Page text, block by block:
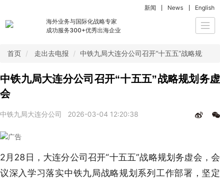
海外业务与国际化战略专家
成功服务300+优秀出海企业
新闻 News English
首页 走出去电报 中铁九局大连分公司召开“十五五”战略规划务
中铁九局大连分公司召开“十五五”战略规划务虚
会
中铁九局大连分公司 2026-03-04 12:20:38
2月28日，大连分公司召开“十五五”战略规划务虚会，会
议深入学习落实中铁九局战略规划系列工作部署，坚定